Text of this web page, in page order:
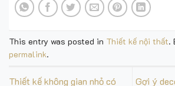
This entry was posted in Thiết kế nội thất.
permalink.
Thiết kế không gian nhỏ có
Gợi ý